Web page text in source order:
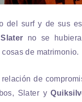
del surf y de sus
no se
de matrimonio.
de
Slater y